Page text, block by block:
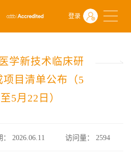
登录
行业政策
备案完成项目清单公布（5月1日至5月
学新技术临床研
项目清单公布（5
5月22日）
： 2026.06.11 访问量：2594